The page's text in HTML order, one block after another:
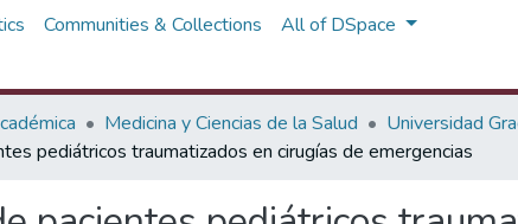
Communities & Collections All of DSpace
Medicina y Ciencias de la Salud Universidad
pediátricos traumatizados en cirugías de emergencias